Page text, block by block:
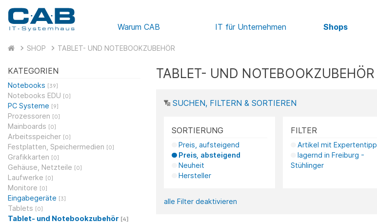
Warum CAB IT für Unternehmen Shops
SHOP TABLET- UND NOTEBOOKZUBEHÖR
KATEGORIEN
Notebooks [39]
Notebooks EDU [0]
PC Systeme [9]
Prozessoren [0]
Mainboards [0]
Arbeitsspeicher [0]
Festplatten, Speichermedien [0]
Grafikkarten [0]
Gehäuse, Netzteile [0]
Laufwerke [0]
Monitore [0]
Eingabegeräte [3]
Tablets [0]
Tablet- und Notebookzubehör [4]
TABLET- UND NOTEBOOKZUBEHÖR
SUCHEN, FILTERN & SORTIEREN
SORTIERUNG
Preis, aufsteigend
Preis, absteigend
Neuheit
Hersteller
FILTER
Artikel mit Expertentipp
lagernd in Freiburg -
Stühlinger
alle Filter deaktivieren